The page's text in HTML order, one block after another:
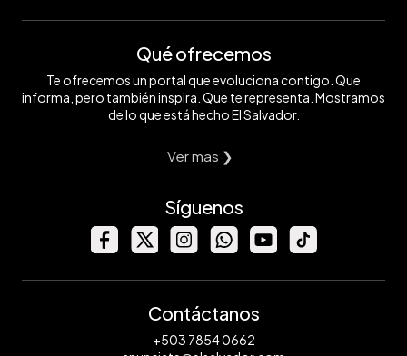
Qué ofrecemos
Te ofrecemos un portal que evoluciona contigo. Que
informa, pero también inspira. Que te representa. Mostramos
de lo que está hecho El Salvador.
Ver mas ❯
Síguenos
Contáctanos
+503 7854 0662